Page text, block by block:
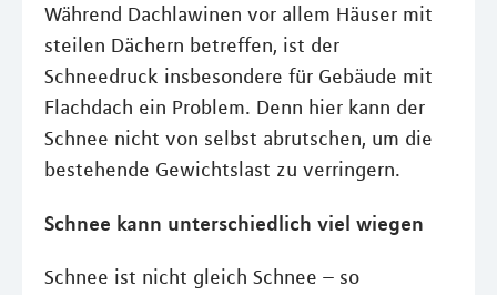
Während Dachlawinen vor allem Häuser mit
steilen Dächern betreffen, ist der
Schneedruck insbesondere für Gebäude mit
Flachdach ein Problem. Denn hier kann der
Schnee nicht von selbst abrutschen, um die
bestehende Gewichtslast zu verringern.
Schnee kann unterschiedlich viel wiegen
Schnee ist nicht gleich Schnee – so